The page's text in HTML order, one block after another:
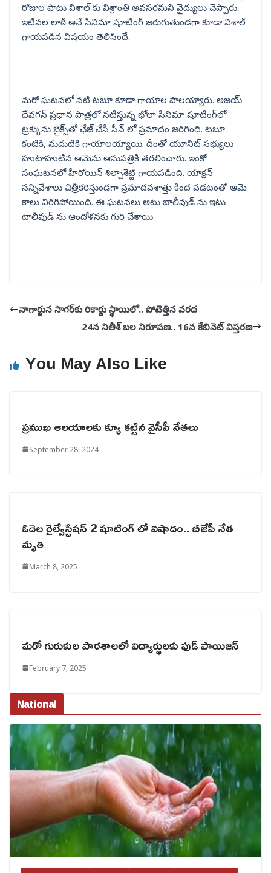
రోజుల పాటు విశాల్ కు విశ్రాంతి అవసరమని వైద్యులు చెప్పారు.
ఇటీవల లాఠీ అనే సినిమా షూటింగ్ జరుగుతుండగా కూడా విశాల్
గాయపడిన విషయం తెలిసిందే.
మరో ఘటనలో నటి టబూ కూడా గాయాల పాలయ్యారు. అజయ్
దేవగన్‌ ప్రధాన పాత్రలో నటిస్తున్న భోలా సినిమా షూటింగ్‌లో
ట్రక్కును బైక్స్‌తో ఛేజ్‌ చేసే సీన్‌ లో ప్రమాదం జరిగింది. టబూ
కంటికి, నుదుటికి గాయాలయ్యాయి. దీంతో యూనిట్‌ సభ్యులు
హుటాహుటిన ఆమెను ఆసుపత్రికి తరలించారు. ఇంకో
సంఘటనలో హీరోయిన్‌ శిల్పాశెట్టి గాయపడింది. యాక్షన్‌
సన్నివేశాలు చిత్రీకరిస్తుండగా ప్రమాదవశాత్తు కింద పడటంతో ఆమె
కాలు విరిగిపోయింది. ఈ ఘటనలు అటు బాలీవుడ్ ను ఇటు
టాలీవుడ్ ను ఆందోళనకు గురి చేశాయి.
నాగార్జున సాగర్‌కు రికార్డు స్థాయిలో.. పోటెత్తిన వరద
24న నితీశ్‌ బల నిరూపణ.. 16న కేబినెట్‌ విస్తరణ
You May Also Like
ప్రముఖ ఆలయాలకు క్యూ కట్టిన వైసీపీ నేతలు
September 28, 2024
ఓదెల రైల్వేస్టేషన్ 2 షూటింగ్ లో విషాదం.. బీజేపీ నేత
మృతి
March 8, 2025
మరో గురుకుల పాఠశాలలో విద్యార్థులకు ఫుడ్ పాయిజన్
February 7, 2025
National